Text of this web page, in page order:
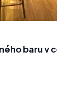
baru v